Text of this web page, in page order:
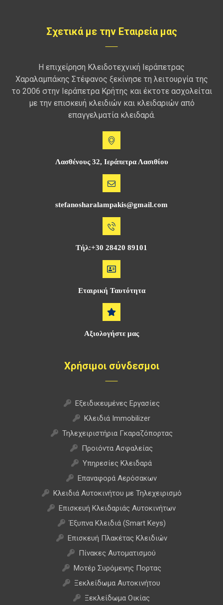
Σχετικά με την Εταιρεία μας
Η επιχείρηση Κλειδοτεχνική Ιεράπετρας
Χαραλαμπάκης Στέφανος ξεκίνησε τη λειτουργία της
το 2006 στην Ιεράπετρα Κρήτης και έκτοτε ασχολείται
με την επισκευή κλειδιών και κλειδαριών από
επαγγελματία κλειδαρά.
Λασθένους 32, Ιεράπετρα Λασιθίου
stefanosharalampakis@gmail.com
Τήλ:+30 28420 89101
Εταιρική Ταυτότητα
Αξιολογήστε μας
Χρήσιμοι σύνδεσμοι
Εξειδικευμένες Εργασίες
Κλειδιά Immobilizer
Τηλεχειριστήρια Γκαραζόπορτας
Προιόντα Ασφαλείας
Υπηρεσίες Κλειδαρά
Επαναφορά Αερόσακων
Κλειδιά Αυτοκινήτου με Τηλεχειρισμό
Επισκευή Κλειδαριάς Αυτοκινήτων
Έξυπνα Κλειδιά (Smart Keys)
Επισκευή Πλακέτας Κλειδιών
Πίνακες Αυτοματισμού
Μοτέρ Συρόμενης Πορτας
Ξεκλείδωμα Αυτοκινήτου
Ξεκλείδωμα Οικίας